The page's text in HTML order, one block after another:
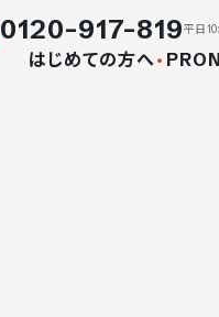
0120-917-819平日
はじめての方へ・